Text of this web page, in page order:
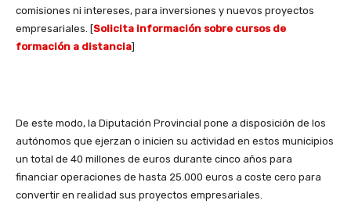
comisiones ni intereses, para inversiones y nuevos proyectos
empresariales. [Solicita información sobre cursos de
formación a distancia]
De este modo, la Diputación Provincial pone a disposición de los
autónomos que ejerzan o inicien su actividad en estos municipios
un total de 40 millones de euros durante cinco años para
financiar operaciones de hasta 25.000 euros a coste cero para
convertir en realidad sus proyectos empresariales.